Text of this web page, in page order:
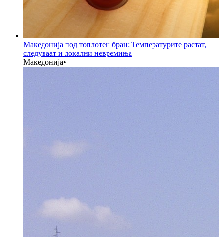
Македонија под топлотен бран: Температурите растат,
следуваат и локални невремиња
Македонија•